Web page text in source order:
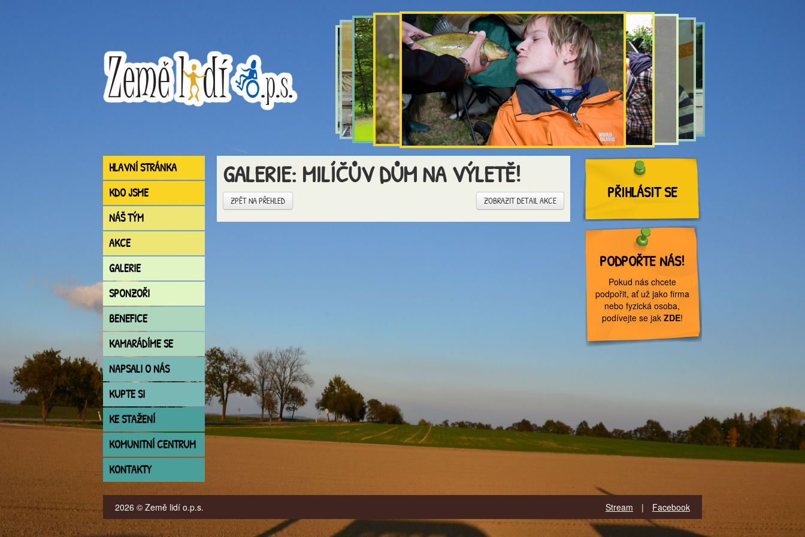
HLAVNÍ STRÁNKA
KDO JSME
NÁŠ TÝM
AKCE
GALERIE
SPONZOŘI
BENEFICE
KAMARÁDÍME SE
NAPSALI O NÁS
KUPTE SI
KE STAŽENÍ
KOMUNITNÍ CENTRUM
KONTAKTY
GALERIE: MILÍČŮV DŮM NA VÝLETĚ!
ZPĚT NA PŘEHLED ZOBRAZIT DETAIL AKCE PŘIHLÁSIT SE
PODPOŘTE NÁS!
Pokud nás chcete
podpořit, ať už jako firma
nebo fyzická osoba,
podívejte se jak ZDE!
2026 © Země lidí o.p.s. Stream | Facebook